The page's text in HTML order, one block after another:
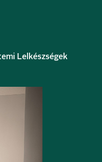
Lelkészségek